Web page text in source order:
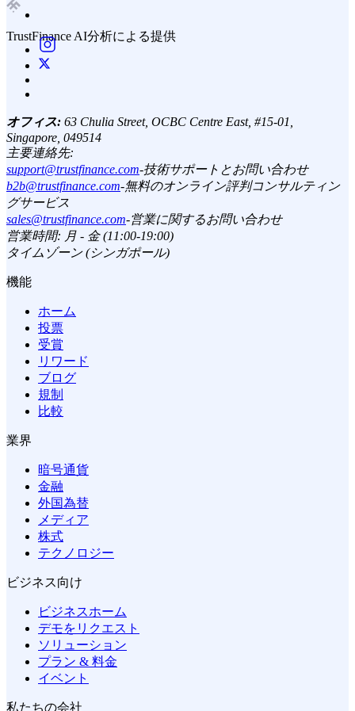
TrustFinance AI分析による提供
オフィス: 63 Chulia Street, OCBC Centre East, #15-01,
Singapore, 049514
主要連絡先:
support@trustfinance.com-技術サポートとお問い合わせ
b2b@trustfinance.com-無料のオンライン評判コンサルティン
グサービス
sales@trustfinance.com-営業に関するお問い合わせ
営業時間: 月 - 金 (11:00-19:00)
タイムゾーン (シンガポール)
機能
ホーム
投票
受賞
リワード
ブログ
規制
比較
業界
暗号通貨
金融
外国為替
メディア
株式
テクノロジー
ビジネス向け
ビジネスホーム
デモをリクエスト
ソリューション
プラン & 料金
イベント
私たちの会社